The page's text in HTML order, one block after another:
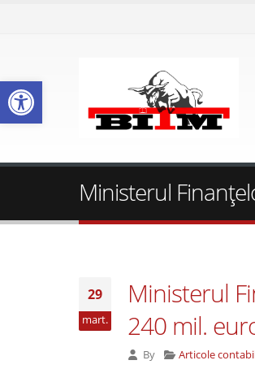
Ministerul
29
mart.
Ministerul
240 mil.
By Articole
Deschide bara de